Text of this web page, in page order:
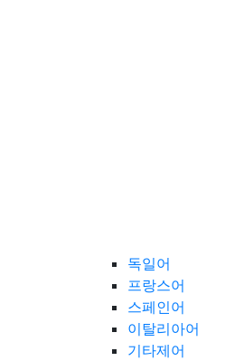
독일어
프랑스어
스페인어
이탈리아어
기타제어